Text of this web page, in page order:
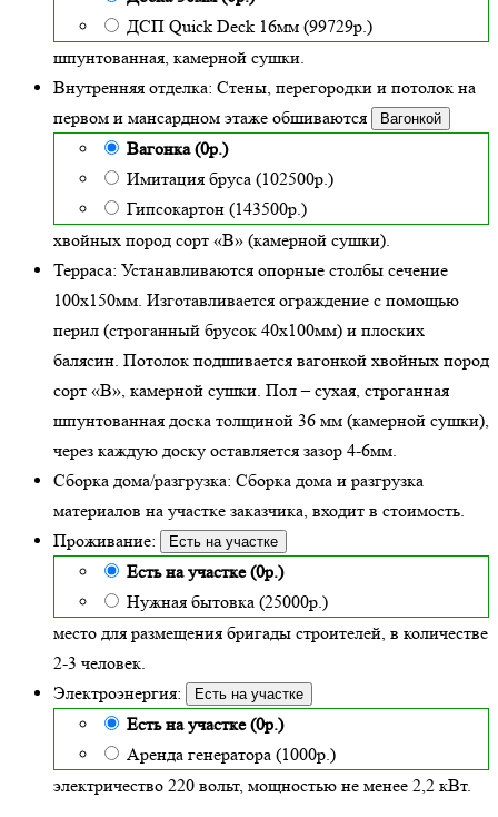
ДСП Quick Deck 16мм (99729р.)
шпунтованная, камерной сушки.
Внутренняя отделка: Стены, перегородки и потолок на
первом и мансардном этаже обшиваются
Вагонкой
Вагонка (0р.)
Имитация бруса (102500р.)
Гипсокартон (143500р.)
хвойных пород сорт «В» (камерной сушки).
Терраса: Устанавливаются опорные столбы сечение
100х150мм. Изготавливается ограждение с помощью
перил (строганный брусок 40х100мм) и плоских
балясин. Потолок подшивается вагонкой хвойных пород
сорт «В», камерной сушки. Пол – сухая, строганная
шпунтованная доска толщиной 36 мм (камерной сушки),
через каждую доску оставляется зазор 4-6мм.
Сборка дома/разгрузка: Сборка дома и разгрузка
материалов на участке заказчика, входит в стоимость.
Проживание:
Есть на участке
Есть на участке (0р.)
Нужная бытовка (25000р.)
место для размещения бригады строителей, в количестве
2-3 человек.
Электроэнергия:
Есть на участке
Есть на участке (0р.)
Аренда генератора (1000р.)
электричество 220 вольт, мощностью не менее 2,2 кВт.